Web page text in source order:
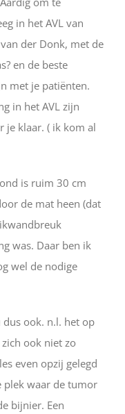
in het AVL van
der Donk, met de
en de beste
met je patiënten.
in het AVL zijn
je klaar. ( ik kom al
is ruim 30 cm
de mat heen (dat
was. Daar ben ik
wel de nodige
ook. n.l. het op
ook niet zo
even opzij gelegd
plek waar de tumor
bijnier. Een